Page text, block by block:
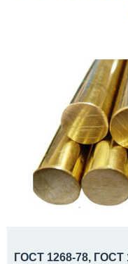
ГОСТ 1268-78, ГОСТ